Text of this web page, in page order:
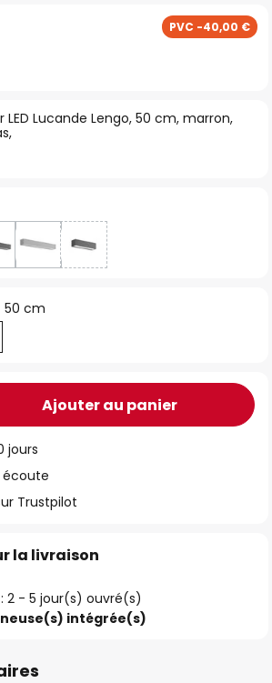
Lucande Lengo, 50 cm, marron,
PVC -40,00 €
50 cm
Ajouter au panier
jours
écoute
Trustpilot
la livraison
2 - 5 jour(s) ouvré(s)
intégrée(s)